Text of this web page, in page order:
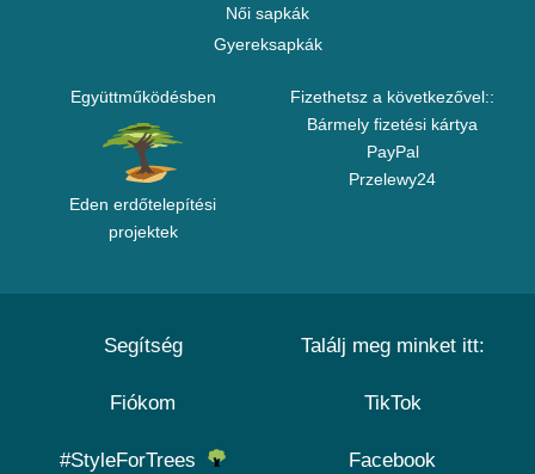
Női sapkák
Gyereksapkák
Együttműködésben
Eden erdőtelepítési
projektek
Fizethetsz a következővel::
Bármely fizetési kártya
PayPal
Przelewy24
Segítség
Fiókom
#StyleForTrees
Találj meg minket itt:
TikTok
Facebook